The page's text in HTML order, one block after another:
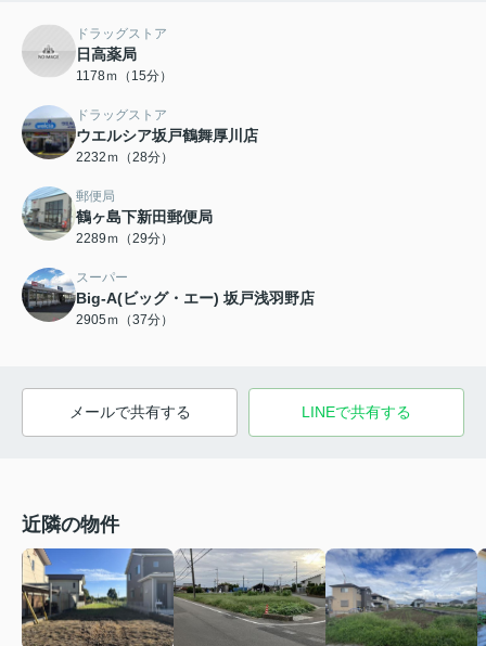
ドラッグストア
日高薬局
1178ｍ（15分）
ドラッグストア
ウエルシア坂戸鶴舞厚川店
2232ｍ（28分）
郵便局
鶴ヶ島下新田郵便局
2289ｍ（29分）
スーパー
Big-A(ビッグ・エー) 坂戸浅羽野店
2905ｍ（37分）
メールで共有する LINEで共有する
近隣の物件